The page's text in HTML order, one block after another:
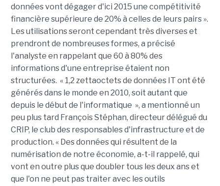
données vont dégager d'ici 2015 une compétitivité
financière supérieure de 20% à celles de leurs pairs ».
Les utilisations seront cependant très diverses et
prendront de nombreuses formes, a précisé
l'analyste en rappelant que 60 à 80% des
informations d'une entreprise étaient non
structurées. « 1,2 zettaoctets de données IT ont été
générés dans le monde en 2010, soit autant que
depuis le début de l'informatique », a mentionné un
peu plus tard François Stéphan, directeur délégué du
CRIP, le club des responsables d'infrastructure et de
production. « Des données qui résultent de la
numérisation de notre économie, a-t-il rappelé, qui
vont en outre plus que doubler tous les deux ans et
que l'on ne peut pas traiter avec les outils